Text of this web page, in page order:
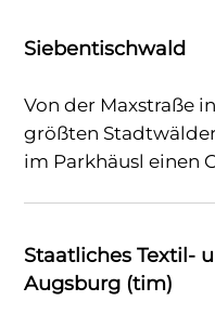
Siebentischwald
Von der Maxstraße
größten
im Parkhäusl einen
Staatliches Textil-
Augsburg (tim)